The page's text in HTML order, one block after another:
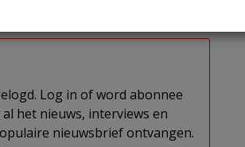
Log in of word abonnee
het nieuws, interviews en
nieuwsbrief ontvangen.